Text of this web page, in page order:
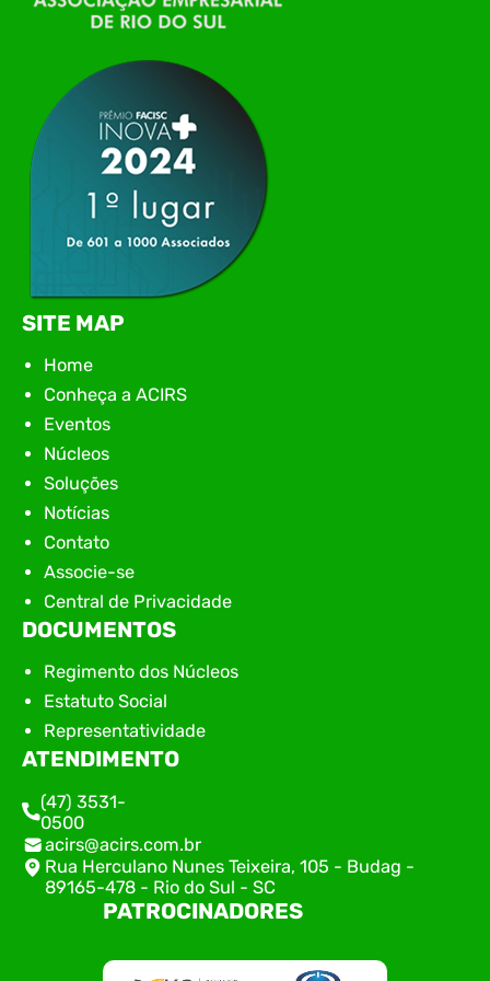
tecnologia da região para uma noite de
apresentação de novas iniciativas para o setor. O
encontro aconteceu em Rio…
SITE MAP
Home
Conheça a ACIRS
Eventos
Núcleos
Soluções
Notícias
Contato
Associe-se
Central de Privacidade
DOCUMENTOS
Regimento dos Núcleos
Estatuto Social
Representatividade
ATENDIMENTO
(47) 3531-
0500
acirs@acirs.com.br
Rua Herculano Nunes Teixeira, 105 - Budag -
89165-478 - Rio do Sul - SC
PATROCINADORES